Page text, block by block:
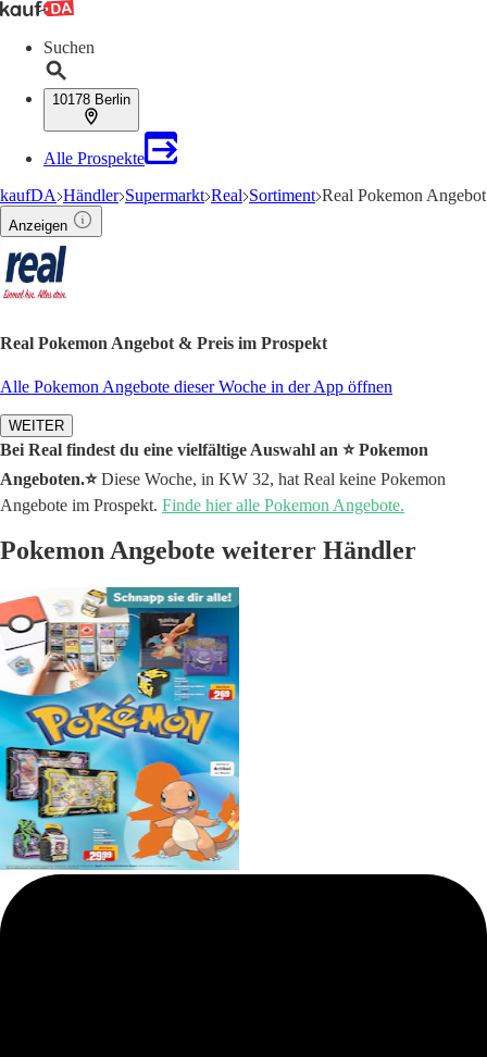
Suchen
10178 Berlin
Alle Prospekte
kaufDA Händler Supermarkt Real Sortiment Real Pokemon Angebot
Anzeigen
Real Pokemon Angebot & Preis im Prospekt
Alle Pokemon Angebote dieser Woche in der App öffnen
WEITER
Bei Real findest du eine vielfältige Auswahl an ⭐️ Pokemon
Angeboten.⭐️Diese Woche, in KW 32, hat Real keine Pokemon
Angebote im Prospekt. Finde hier alle Pokemon Angebote.
Pokemon Angebote weiterer Händler